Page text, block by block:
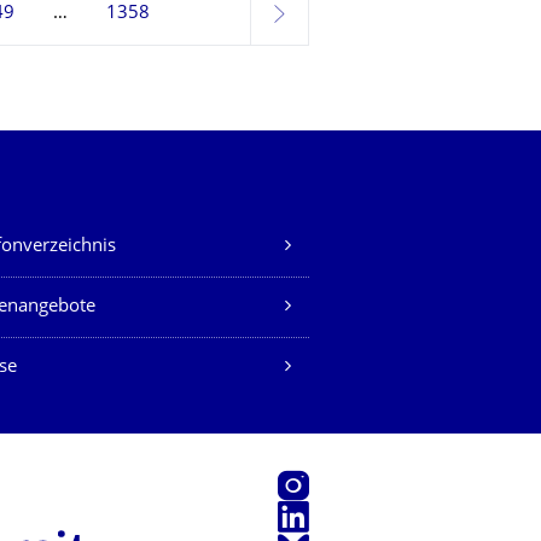
1358
weiter
Instagram
LinkedIn